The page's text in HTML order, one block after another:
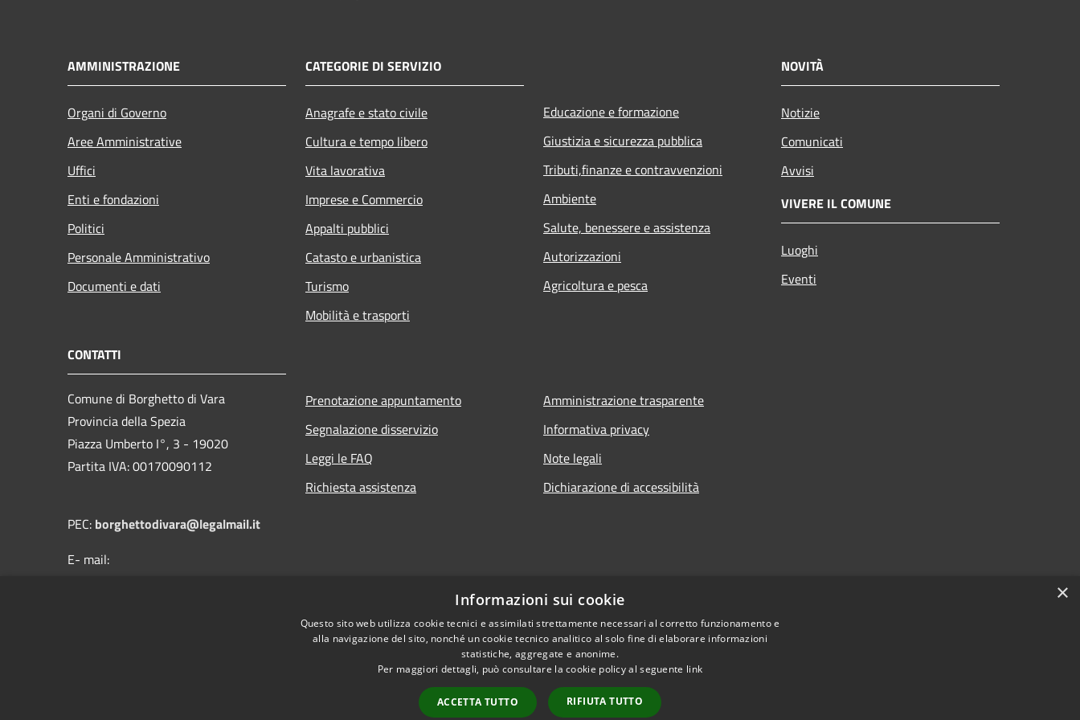
AMMINISTRAZIONE
Organi di Governo
Aree Amministrative
Uffici
Enti e fondazioni
Politici
Personale Amministrativo
Documenti e dati
CATEGORIE DI SERVIZIO
Anagrafe e stato civile
Cultura e tempo libero
Vita lavorativa
Imprese e Commercio
Appalti pubblici
Catasto e urbanistica
Turismo
Mobilità e trasporti
Educazione e formazione
Giustizia e sicurezza pubblica
Tributi,finanze e contravvenzioni
Ambiente
Salute, benessere e assistenza
Autorizzazioni
Agricoltura e pesca
NOVITÀ
Notizie
Comunicati
Avvisi
VIVERE IL COMUNE
Luoghi
Eventi
CONTATTI
Comune di Borghetto di Vara
Provincia della Spezia
Piazza Umberto I°, 3 - 19020
Partita IVA: 00170090112
PEC: borghettodivara@legalmail.it
E- mail:
Prenotazione appuntamento
Segnalazione disservizio
Leggi le FAQ
Richiesta assistenza
Amministrazione trasparente
Informativa privacy
Note legali
Dichiarazione di accessibilità
Copyright © 2026 • Comune di Borghetto di Vara • Powered by
×
Informazioni sui cookie
Questo sito web utilizza cookie tecnici e assimilati strettamente necessari al corretto funzionamento e
alla navigazione del sito, nonché un cookie tecnico analitico al solo fine di elaborare informazioni
statistiche, aggregate e anonime.
Per maggiori dettagli, può consultare la cookie policy al seguente link
ACCETTA TUTTO RIFIUTA TUTTO